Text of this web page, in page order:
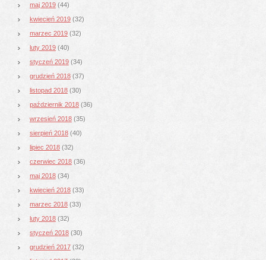
maj 2019 (44)
kwiecień 2019 (32)
marzec 2019 (32)
luty 2019 (40)
styczeń 2019 (34)
grudzień 2018 (37)
listopad 2018 (30)
październik 2018 (36)
wrzesień 2018 (35)
sierpień 2018 (40)
lipiec 2018 (32)
czerwiec 2018 (36)
maj 2018 (34)
kwiecień 2018 (33)
marzec 2018 (33)
luty 2018 (32)
styczeń 2018 (30)
grudzień 2017 (32)